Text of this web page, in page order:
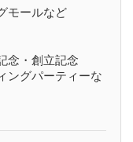
モールなど
念・創立記念
ングパーティーな